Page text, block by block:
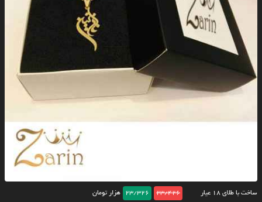
ساخت با طلای ۱۸ عیار 23/426
23/326 هزار تومان